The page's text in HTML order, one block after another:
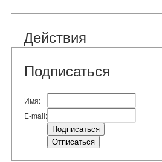
Действия
Подписаться
Имя:
E-mail: